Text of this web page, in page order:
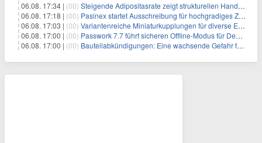
06.08. 17:34 | (00) Steigende Adipositasrate zeigt strukturellen Handlungsbedarf bei der Ernährung schulpflichtiger Kinder
06.08. 17:18 | (00) Pasinex startet Ausschreibung für hochgradiges Zinksulfidkonzentrat mit Germanium- und Silbergehalten und stellt ein Betriebsupdate bereit
06.08. 17:03 | (00) Variantenreiche Miniaturkupplungen für diverse Einsatzbereiche
06.08. 17:00 | (00) Passwork 7.7 führt sicheren Offline-Modus für Desktop- und Mobile-Apps ein
06.08. 17:00 | (00) Bauteilabkündigungen: Eine wachsende Gefahr für industrielle Elektroniksysteme